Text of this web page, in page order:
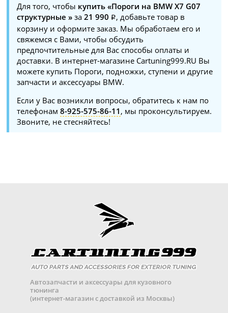
Для того, чтобы купить «Пороги на BMW X7 G07
структурные » за21 990
, добавьте товар в
корзину и оформите заказ. Мы обработаем его и
свяжемся с Вами, чтобы обсудить
предпочтительные для Вас способы оплаты и
доставки. В интернет-магазине Cartuning999.RU Вы
можете купить Пороги, подножки, ступени и другие
запчасти и аксессуары BMW.
Если у Вас возникли вопросы, обратитесь к нам по
телефонам8-925-575-86-11 , мы проконсультируем.
Звоните, не стесняйтесь!
Автозапчасти и аксессуары для кузовного
тюнинга
(интернет-магазин с доставкой из Москвы)